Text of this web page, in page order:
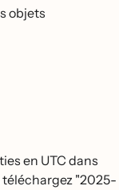
objets
en UTC dans
téléchargez "2025-